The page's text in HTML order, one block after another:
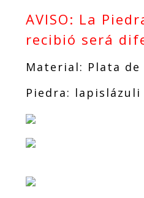
llos y joyas
para boda an
illo para ho
mbre con pie
AVISO: La
recibió será
Material: Plata de
Piedra: